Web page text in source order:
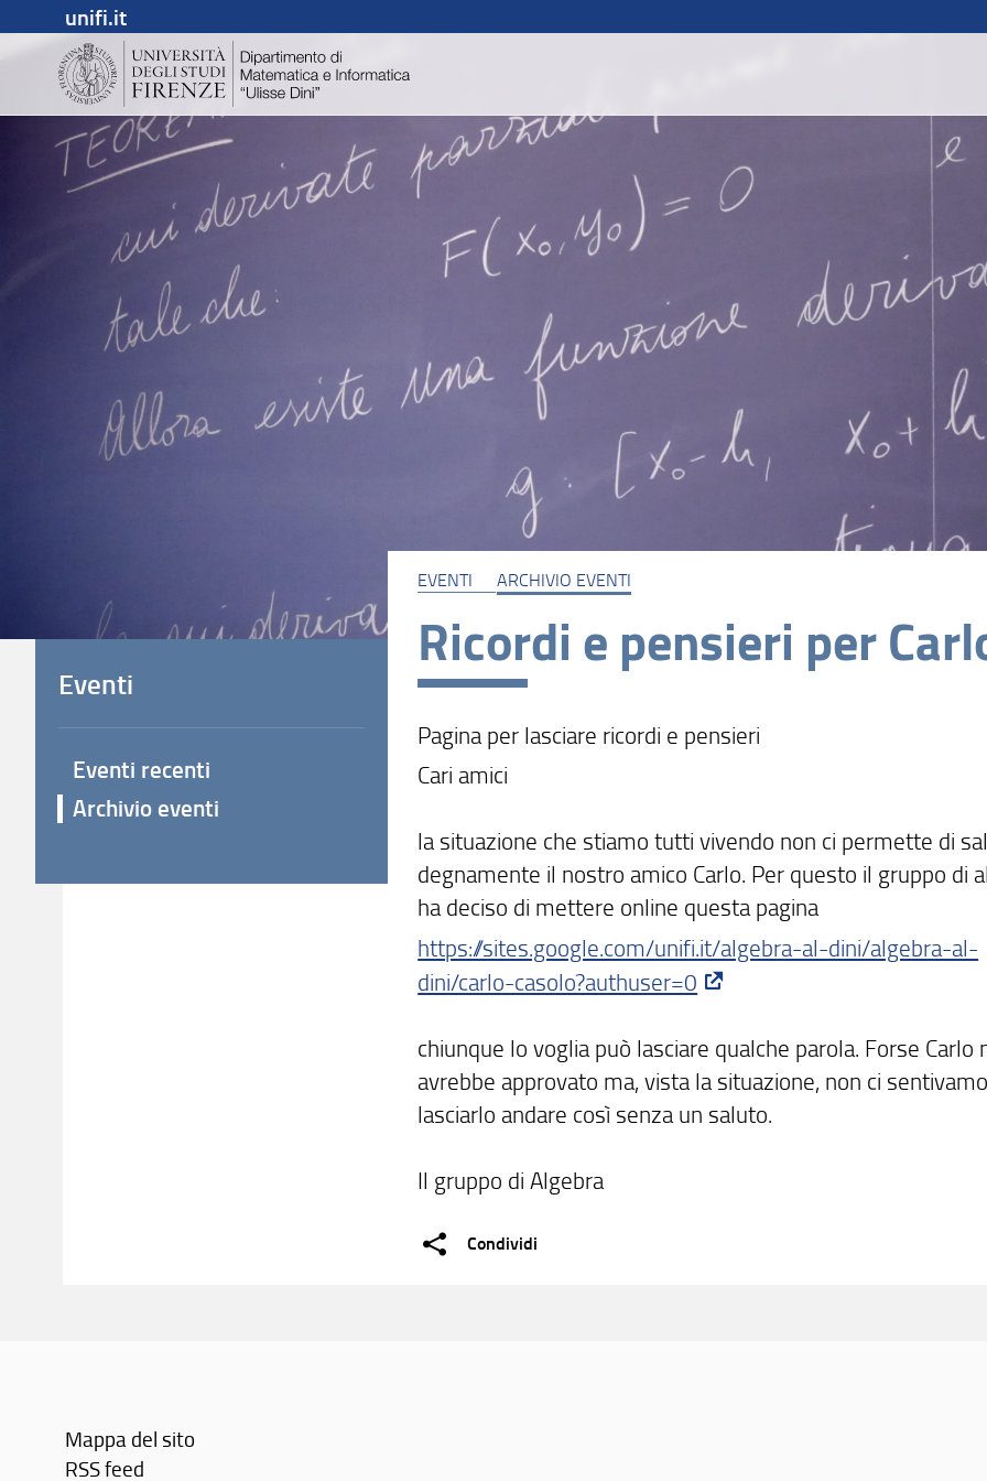
unifi.it
EVENTI ARCHIVIO EVENTI
Ricordi e pensieri per
Pagina per lasciare ricordi e pensieri
Cari amici
la situazione che stiamo tutti vivendo non ci permette di
degnamente il nostro amico Carlo. Per questo il gruppo di
ha deciso di mettere online questa pagina
https://sites.google.com/unifi.it/algebra-al-dini/algebra-al-
dini/carlo-casolo?authuser=0
chiunque lo voglia può lasciare qualche parola. Forse Carlo
avrebbe approvato ma, vista la situazione, non ci
lasciarlo andare così senza un saluto.
Il gruppo di Algebra
Condividi
Eventi
Eventi recenti
Archivio eventi
Mappa del sito
RSS feed